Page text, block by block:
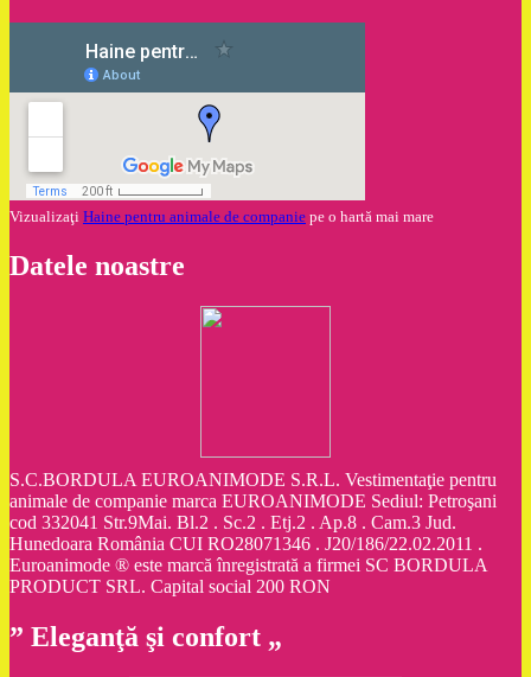
Vizualizaţi Haine pentru animale de companie pe o hartă mai mare
Datele noastre
S.C.BORDULA EUROANIMODE S.R.L. Vestimentaţie pentru
animale de companie marca EUROANIMODE Sediul: Petroşani
cod 332041 Str.9Mai. Bl.2 . Sc.2 . Etj.2 . Ap.8 . Cam.3 Jud.
Hunedoara România CUI RO28071346 . J20/186/22.02.2011 .
Euroanimode ® este marcă înregistrată a firmei SC BORDULA
PRODUCT SRL. Capital social 200 RON
” Eleganţă şi confort „